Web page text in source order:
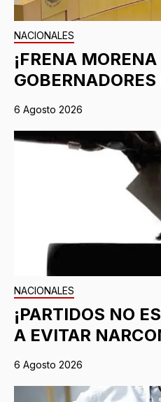
NACIONALES
¡FRENA
6 Agosto 2026
NACIONALES
¡PARTIDOS NO
A EVITAR
6 Agosto 2026